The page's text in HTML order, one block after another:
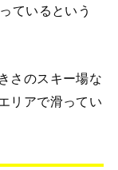
ているという
さのスキー場な
リアで滑ってい